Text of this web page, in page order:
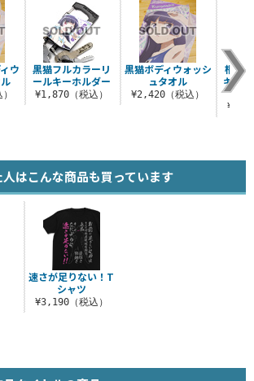
黒猫フルカラーリ
ールキーホルダー
¥1,870（税込）
黒猫ボディウォッシ
ュタオル
¥2,420（税込）
桐乃
キ フ
ウ
はこんな商品も買っています
速さが足りない！T
シャツ
¥3,190（税込）